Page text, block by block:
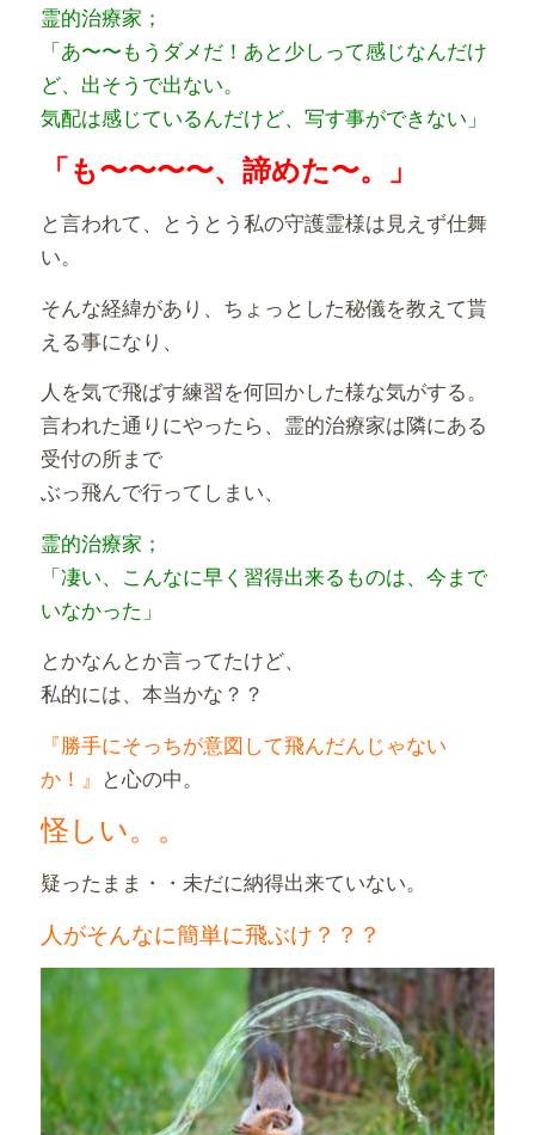
霊的治療家；
「あ〜〜もうダメだ！あと少しって感じなんだけ
ど、出そうで出ない。
気配は感じているんだけど、写す事ができない」
「も〜〜〜〜、諦めた〜。」
と言われて、とうとう私の守護霊様は見えず仕舞
い。
そんな経緯があり、ちょっとした秘儀を教えて貰
える事になり、
人を気で飛ばす練習を何回かした様な気がする。
言われた通りにやったら、霊的治療家は隣にある
受付の所まで
ぶっ飛んで行ってしまい、
霊的治療家；
「凄い、こんなに早く習得出来るものは、今まで
いなかった」
とかなんとか言ってたけど、
私的には、本当かな？？
『勝手にそっちが意図して飛んだんじゃない
か！』 と心の中。
怪しい。。
疑ったまま・・未だに納得出来ていない。
人がそんなに簡単に飛ぶけ？？？